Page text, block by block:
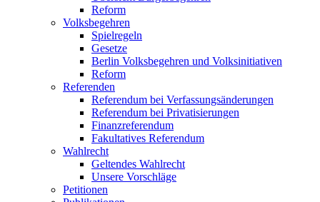
Reform
Volksbegehren
Spielregeln
Gesetze
Berlin Volksbegehren und Volksinitiativen
Reform
Referenden
Referendum bei Verfassungsänderungen
Referendum bei Privatisierungen
Finanzreferendum
Fakultatives Referendum
Wahlrecht
Geltendes Wahlrecht
Unsere Vorschläge
Petitionen